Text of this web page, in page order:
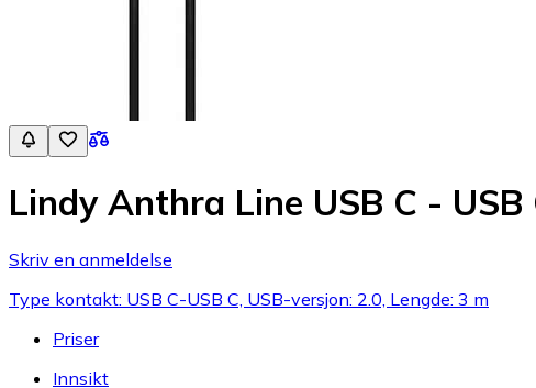
Lindy Anthra Line USB C - USB
Skriv en anmeldelse
Type kontakt: USB C-USB C, USB-versjon: 2.0, Lengde: 3 m
Priser
Innsikt